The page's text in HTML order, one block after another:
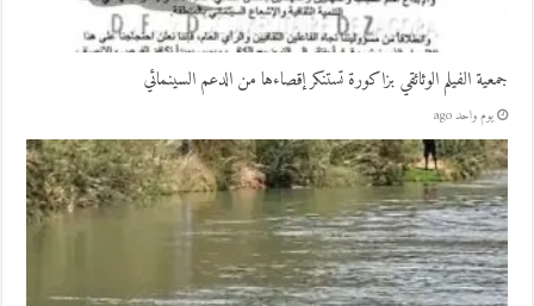
جمعية الفيلم الوثائقي بزاكورة تستنكر إقصاءها من الدعم السينمائي
يوم واحد ago